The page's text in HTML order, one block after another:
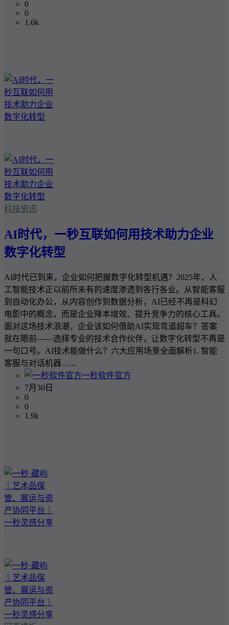
0
0
1.6k
科技资讯
AI时代，一秒互联如何用技术助力企业
数字化转型
AI时代已到来，企业如何把握数字化转型机遇？2025年，人
工智能技术正以前所未有的速度渗透到各行各业。从智能客服
到自动化办公，从内容创作到数据分析，AI已经不再是科幻
电影中的概念，而是企业降本增效、提升竞争力的核心工具。
面对这场技术浪潮，企业该如何借助AI实现弯道超车？答案
就在眼前——选择专业的技术合作伙伴，让数字化转型不再是
一句口号。AI技术能做什么？六大应用场景全面解析1. 智能
客服与对话机器…...
一秒软件官方
7月30日
0
0
1.9k